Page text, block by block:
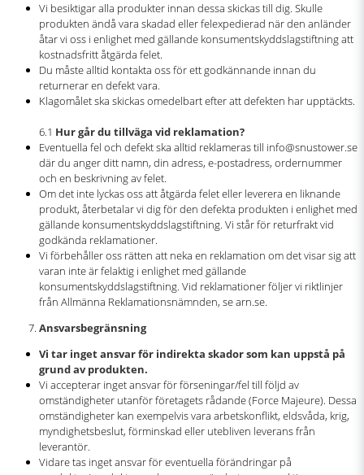
Vi besiktigar alla produkter innan dessa skickas till dig. Skulle
produkten ändå vara skadad eller felexpedierad när den anländer
åtar vi oss i enlighet med gällande konsumentskyddslagstiftning att
kostnadsfritt åtgärda felet.
Du måste alltid kontakta oss för ett godkännande innan du
returnerar en defekt vara.
Klagomålet ska skickas omedelbart efter att defekten har upptäckts.
6.1 Hur går du tillväga vid reklamation?
Eventuella fel och defekt ska alltid reklameras till info@snustower.se
där du anger ditt namn, din adress, e-postadress, ordernummer
och en beskrivning av felet.
Om det inte lyckas oss att åtgärda felet eller leverera en liknande
produkt, återbetalar vi dig för den defekta produkten i enlighet med
gällande konsumentskyddslagstiftning. Vi står för returfrakt vid
godkända reklamationer.
Vi förbehåller oss rätten att neka en reklamation om det visar sig att
varan inte är felaktig i enlighet med gällande
konsumentskyddslagstiftning. Vid reklamationer följer vi riktlinjer
från Allmänna Reklamationsnämnden, se arn.se.
Ansvarsbegränsning
Vi tar inget ansvar för indirekta skador som kan uppstå på
grund av produkten.
Vi accepterar inget ansvar för förseningar/fel till följd av
omständigheter utanför företagets rådande (Force Majeure). Dessa
omständigheter kan exempelvis vara arbetskonflikt, eldsvåda, krig,
myndighetsbeslut, förminskad eller utebliven leverans från
leverantör.
Vidare tas inget ansvar för eventuella förändringar på